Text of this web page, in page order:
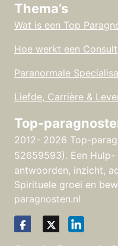
Thema’s
Wat is een Top
Hoe werkt een Consult
Paranormale
Liefde, Carrière &
Top-
2012- 2026 Top-
52659593). Een
antwoorden, inzicht,
Spirituele groei en
paragnosten.nl